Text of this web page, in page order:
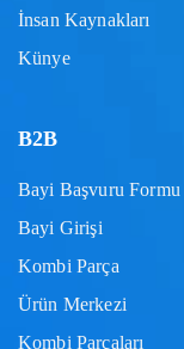
İnsan Kaynakları
Künye
B2B
Bayi Başvuru Formu
Bayi Girişi
Kombi Parça
Ürün Merkezi
Kombi Parçaları